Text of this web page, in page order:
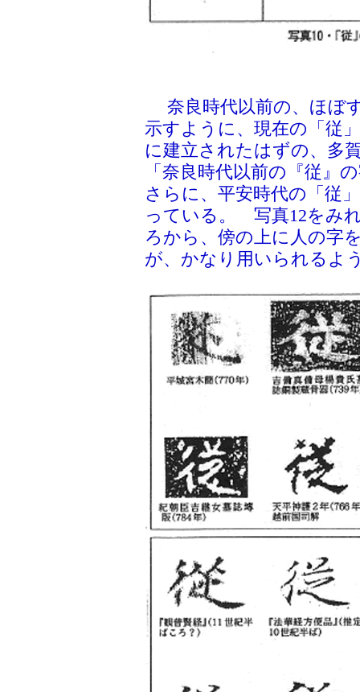
奈良時代以前の、ほぼ
示すように、現在の「従
に建立されたはずの、多
「奈良時代以前の『従
さらに、平安時代の「従
っている。 写真12をみ
ろから、傍の上に人の字
が、かなり用いられるよ